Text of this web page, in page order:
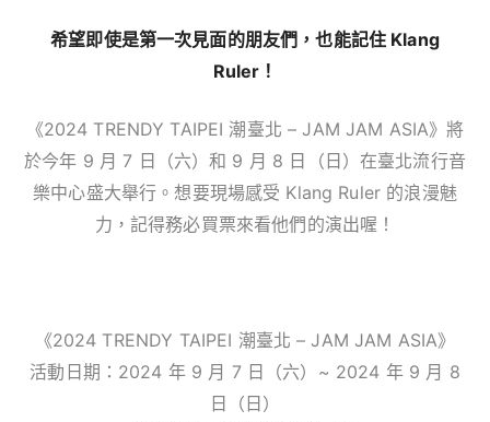
希望即使是第一次見面的朋友們，也能記住 Klang
Ruler ！
《2024 TRENDY TAIPEI 潮臺北 – JAM JAM ASIA》將
於今年 9 月 7 日（六）和 9 月 8 日（日）在臺北流行音
樂中心盛大舉行。想要現場感受 Klang Ruler 的浪漫魅
力，記得務必買票來看他們的演出喔！
《2024 TRENDY TAIPEI 潮臺北 – JAM JAM ASIA》
活動日期：2024 年 9 月 7 日（六）~ 2024 年 9 月 8
日（日）